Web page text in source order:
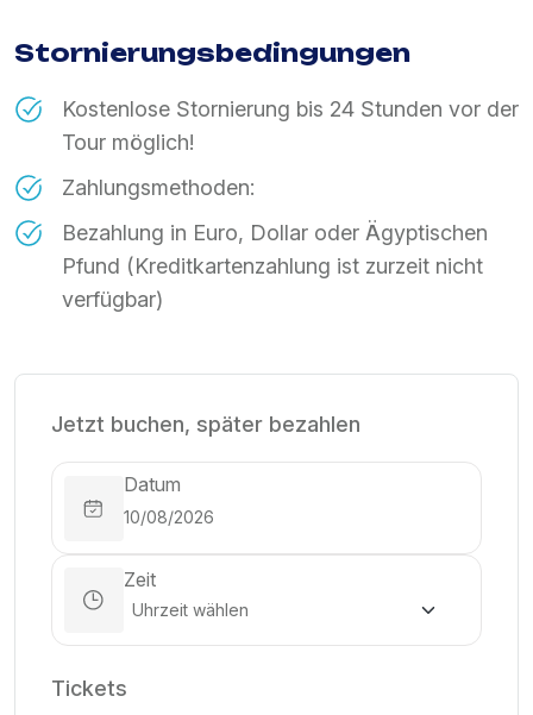
Stornierungsbedingungen
Kostenlose Stornierung bis 24 Stunden vor der
Tour möglich!
Zahlungsmethoden:
Bezahlung in Euro, Dollar oder Ägyptischen
Pfund (Kreditkartenzahlung ist zurzeit nicht
verfügbar)
Jetzt buchen, später bezahlen
Datum
Zeit
Tickets